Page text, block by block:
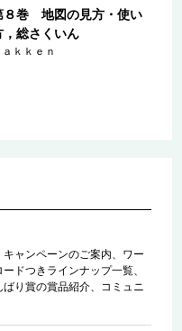
８巻 地図の見方・使い
，総さくいん
ａｋｋｅｎ
キャンペーンのご案内、ワー
ドつきラインナップ一覧、
り賞の賞品紹介、コミュニ